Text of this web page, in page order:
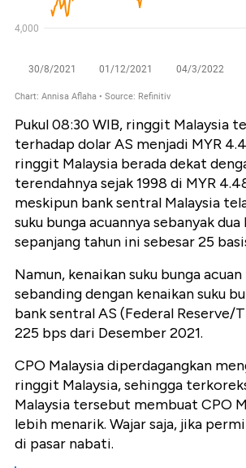
Pukul 08:30 WIB, ringgit Malaysia
terhadap dolar AS menjadi MYR
ringgit Malaysia berada dekat
terendahnya sejak 1998 di MYR
meskipun bank sentral Malaysia
suku bunga acuannya sebanyak dua
sepanjang tahun ini sebesar 25
Namun, kenaikan suku bunga
sebanding dengan kenaikan suku
bank sentral AS (Federal Reserve/
225 bps dari Desember 2021.
CPO Malaysia diperdagangkan
ringgit Malaysia, sehingga
Malaysia tersebut membuat CPO
lebih menarik. Wajar saja, jika
di pasar nabati.